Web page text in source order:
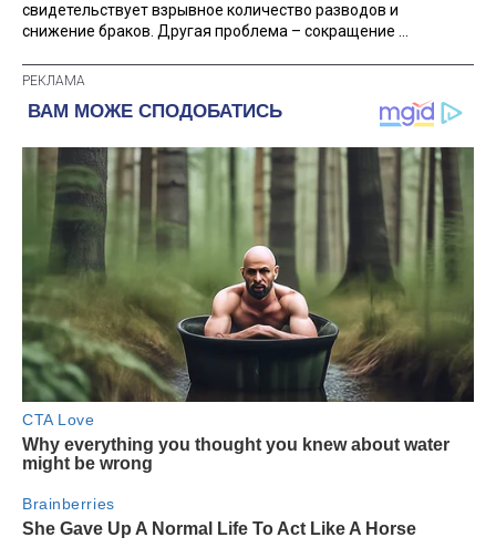
свидетельствует взрывное количество разводов и
снижение браков. Другая проблема – сокращение ...